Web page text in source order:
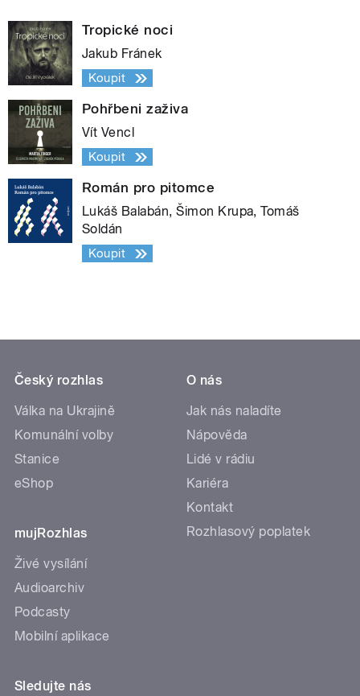
Tropické noci
Jakub Fránek
Koupit
Pohřbeni zaživa
Vít Vencl
Koupit
Román pro pitomce
Lukáš Balabán, Šimon Krupa, Tomáš
Soldán
Koupit
Český rozhlas
Válka na Ukrajině
Komunální volby
Stanice
eShop
mujRozhlas
Živé vysílání
Audioarchiv
Podcasty
Mobilní aplikace
O nás
Jak nás naladíte
Nápověda
Lidé v rádiu
Kariéra
Kontakt
Rozhlasový poplatek
Sledujte nás